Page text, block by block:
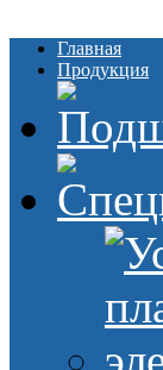
Главная
Продукция